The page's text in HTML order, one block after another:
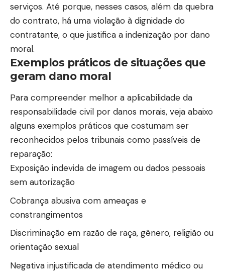
serviços. Até porque, nesses casos, além da quebra
do contrato, há uma violação à dignidade do
contratante, o que justifica a indenização por dano
moral.
Exemplos práticos de situações que
geram dano moral
Para compreender melhor a aplicabilidade da
responsabilidade civil por danos morais, veja abaixo
alguns exemplos práticos que costumam ser
reconhecidos pelos tribunais como passíveis de
reparação:
Exposição indevida de imagem ou dados pessoais
sem autorização
Cobrança abusiva com ameaças e
constrangimentos
Discriminação em razão de raça, gênero, religião ou
orientação sexual
Negativa injustificada de atendimento médico ou